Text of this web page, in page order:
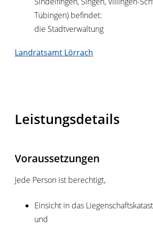
Tübingen) befindet:
die Stadtverwaltung
Landratsamt Lörrach
Leistungsdetails
Voraussetzungen
Jede Person ist berechtigt,
Einsicht in das
und